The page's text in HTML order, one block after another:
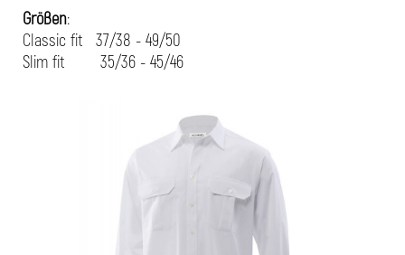
Größen:
Classic fit 37/38 - 49/50
Slim fit 35/36 - 45/46